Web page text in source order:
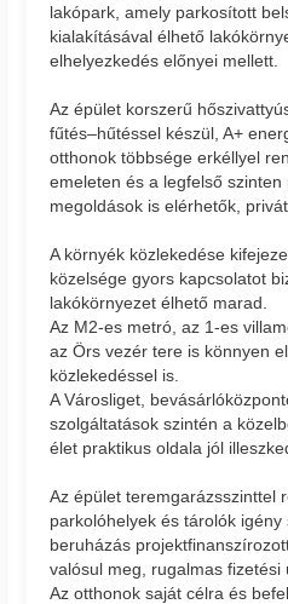
lakópark, amely parkosított
kialakításával élhető
elhelyezkedés előnyei mellett.
Az épület korszerű
fűtés–hűtéssel készül, A+
otthonok többsége erkéllyel
emeleten és a legfelső
megoldások is elérhetők,
A környék közlekedése
közelsége gyors kapcsolatot
lakókörnyezet élhető marad.
Az M2-es metró, az 1-es
az Örs vezér tere is könnyen
közlekedéssel is.
A Városliget,
szolgáltatások szintén a
élet praktikus oldala jól
Az épület teremgarázsszinttel
parkolóhelyek és tárolók
beruházás
valósul meg, rugalmas fizetési
Az otthonok saját célra és